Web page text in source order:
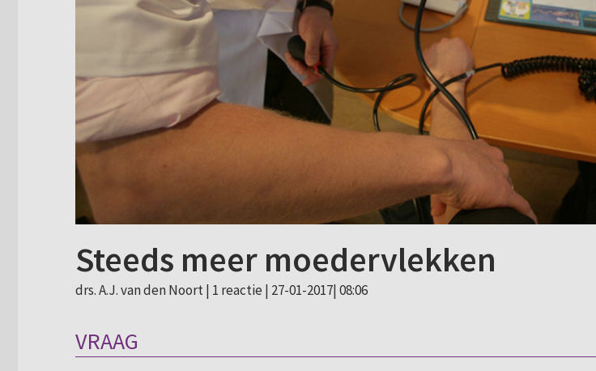
Steeds meer moedervlekken
drs. A.J. van den Noort | 1 reactie | 27-01-2017| 08:06
VRAAG